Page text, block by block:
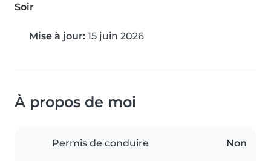
Soir
Mise à jour: 15 juin 2026
À propos de moi
Permis de conduire Non